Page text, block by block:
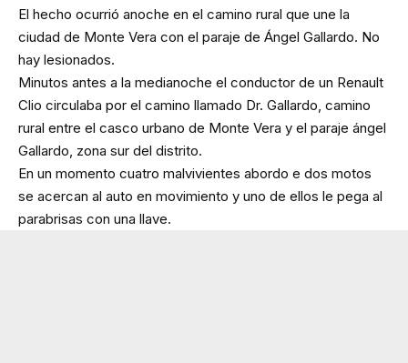
El hecho ocurrió anoche en el camino rural que une la
ciudad de Monte Vera con el paraje de Ángel Gallardo. No
hay lesionados.
Minutos antes a la medianoche el conductor de un Renault
Clio circulaba por el camino llamado Dr. Gallardo, camino
rural entre el casco urbano de Monte Vera y el paraje ángel
Gallardo, zona sur del distrito.
En un momento cuatro malvivientes abordo e dos motos
se acercan al auto en movimiento y uno de ellos le pega al
parabrisas con una llave.